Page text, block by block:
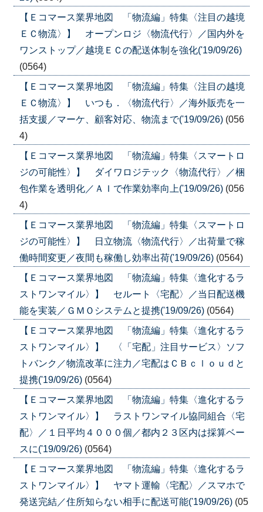
【Ｅコマース業界地図 「物流編」特集〈注目の越境
ＥＣ物流〉】 オープンロジ〈物流代行〉／国内外を
ワンストップ／越境ＥＣの配送体制を強化('19/09/26)
(0564)
【Ｅコマース業界地図 「物流編」特集〈注目の越境
ＥＣ物流〉】 いつも．〈物流代行〉／海外販売を一
括支援／マーケ、顧客対応、物流まで('19/09/26) (056
4)
【Ｅコマース業界地図 「物流編」特集〈スマートロ
ジの可能性〉】 ダイワロジテック〈物流代行〉／梱
包作業を透明化／ＡＩで作業効率向上('19/09/26) (056
4)
【Ｅコマース業界地図 「物流編」特集〈スマートロ
ジの可能性〉】 日立物流〈物流代行〉／出荷量で稼
働時間変更／夜間も稼働し効率出荷('19/09/26) (0564)
【Ｅコマース業界地図 「物流編」特集〈進化するラ
ストワンマイル〉】 セルート〈宅配〉／当日配送機
能を実装／ＧＭＯシステムと提携('19/09/26) (0564)
【Ｅコマース業界地図 「物流編」特集〈進化するラ
ストワンマイル〉】 〈「宅配」注目サービス〉ソフ
トバンク／物流改革に注力／宅配はＣＢｃｌｏｕｄと
提携('19/09/26) (0564)
【Ｅコマース業界地図 「物流編」特集〈進化するラ
ストワンマイル〉】 ラストワンマイル協同組合〈宅
配〉／１日平均４０００個／都内２３区内は採算ベー
スに('19/09/26) (0564)
【Ｅコマース業界地図 「物流編」特集〈進化するラ
ストワンマイル〉】 ヤマト運輸〈宅配〉／スマホで
発送完結／住所知らない相手に配送可能('19/09/26) (05